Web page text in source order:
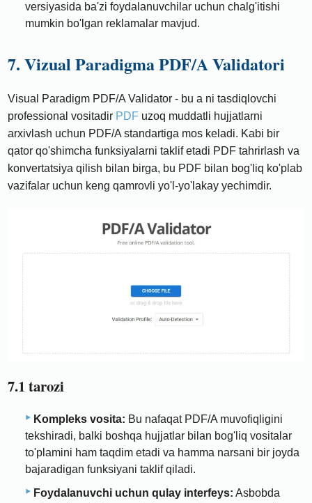
versiyasida ba'zi foydalanuvchilar uchun chalg'itishi
mumkin bo'lgan reklamalar mavjud.
7. Vizual Paradigma PDF/A Validatori
Visual Paradigm PDF/A Validator - bu a ni tasdiqlovchi
professional vositadir PDF uzoq muddatli hujjatlarni
arxivlash uchun PDF/A standartiga mos keladi. Kabi bir
qator qo'shimcha funksiyalarni taklif etadi PDF tahrirlash va
konvertatsiya qilish bilan birga, bu PDF bilan bog'liq ko'plab
vazifalar uchun keng qamrovli yo'l-yo'lakay yechimdir.
7.1 tarozi
Kompleks vosita: Bu nafaqat PDF/A muvofiqligini
tekshiradi, balki boshqa hujjatlar bilan bog'liq vositalar
to'plamini ham taqdim etadi va hamma narsani bir joyda
bajaradigan funksiyani taklif qiladi.
Foydalanuvchi uchun qulay interfeys: Asbobda